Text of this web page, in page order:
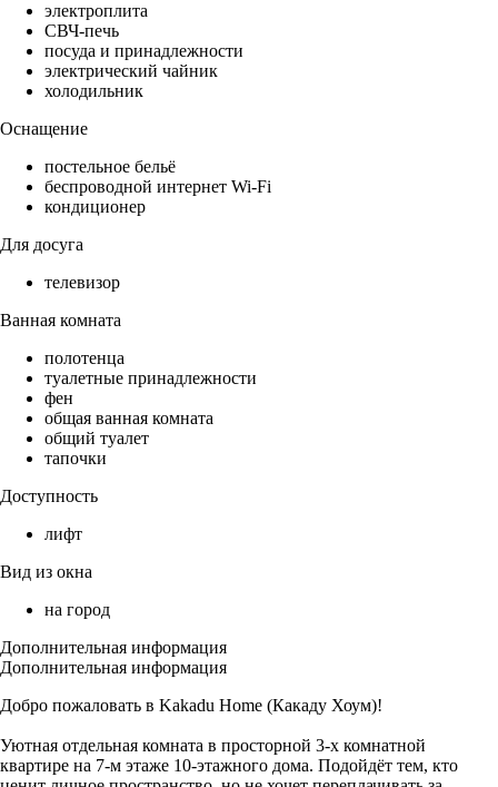
электроплита
СВЧ-печь
посуда и принадлежности
электрический чайник
холодильник
Оснащение
постельное бельё
беспроводной интернет Wi-Fi
кондиционер
Для досуга
телевизор
Ванная комната
полотенца
туалетные принадлежности
фен
общая ванная комната
общий туалет
тапочки
Доступность
лифт
Вид из окна
на город
Дополнительная информация
Дополнительная информация
Добро пожаловать в Kakadu Home (Какаду Хоум)!
Уютная отдельная комната в просторной 3-х комнатной
квартире на 7-м этаже 10-этажного дома. Подойдёт тем, кто